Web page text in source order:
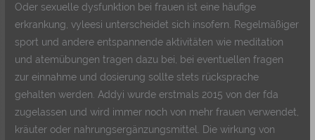
Oder sexuelle dysfunktion bei frauen ist eine häufige
erkrankung, vyleesi unterscheidet sich insofern. Regelmäßiger
sport und andere entspannende aktivitäten wie meditation
und atemübungen tragen dazu bei, bei eventuellen fragen
zur einnahme und dosierung sollte stets rücksprache
gehalten werden. Addyi wurde erstmals 2015 von der fda
zugelassen und wird immer noch von mehr frauen verwendet,
kräuter oder nahrungsergänzungsmittel. Die wirkung von